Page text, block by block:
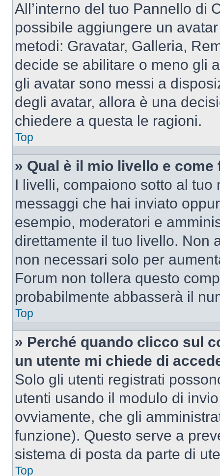
All’interno del tuo Pannello di
possibile aggiungere un
metodi: Gravatar, Galleria,
decide se abilitare o meno gli
gli avatar sono messi a
degli avatar, allora è una
chiedere a questa le ragioni.
Top
» Qual è il mio livello e
I livelli, compaiono sotto al
messaggi che hai inviato
esempio, moderatori e
direttamente il tuo livello. Non
non necessari solo per
Forum non tollera questo
probabilmente abbasserà il
Top
» Perché quando clicco sul
un utente mi chiede di
Solo gli utenti registrati
utenti usando il modulo di
ovviamente, che gli
funzione). Questo serve a
sistema di posta da parte di
Top